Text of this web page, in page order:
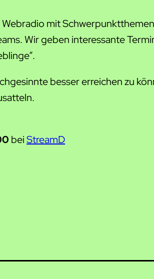
mit
Wir geben interessante
besser erreichen zu
beiStreamD